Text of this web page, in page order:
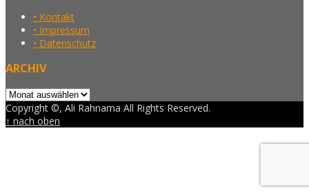
• Kontakt
• Impressum
• Datenschutz
ARCHIV
Archiv
Copyright ©, Ali Rahnama All Rights Reserved.
↑ nach oben